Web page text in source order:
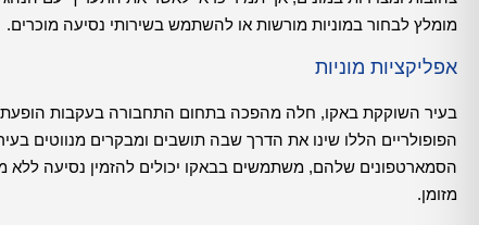
מומלץ לבחור במוניות מורשות או להשתמש בשירותי נסיעה מוכרים.
אפליקציות מוניות
בעיר השוקקת באקו, חלה מהפכה בתחום התחבורה בעקבות הופעתן
הפופולריים הללו שינו את הדרך שבה תושבים ומבקרים מנווטים
הסמארטפונים שלהם, משתמשים בבאקו יכולים להזמין נסיעה
מזומן.